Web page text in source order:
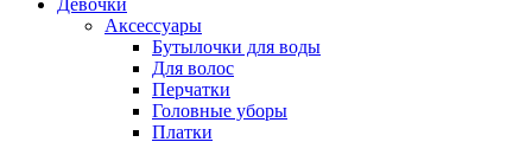
Девочки
Аксессуары
Бутылочки для воды
Для волос
Перчатки
Головные уборы
Платки